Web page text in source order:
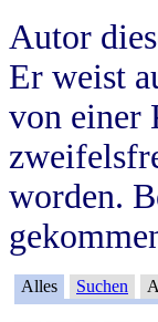
Autor
Er weist
von einer
worden.
Alles Suchen